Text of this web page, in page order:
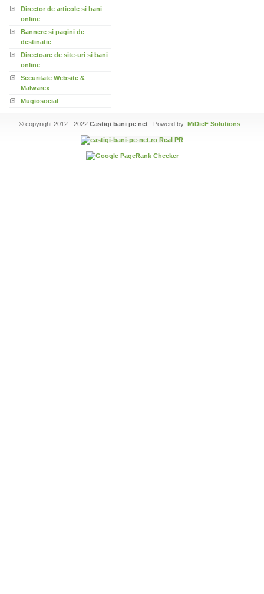
Director de articole si bani
online
Bannere si pagini de
destinatie
Directoare de site-uri si bani
online
Securitate Website &
Malwarex
Mugiosocial
© copyright 2012 - 2022 Castigi bani pe netPowerd by: MiDieF Solutions